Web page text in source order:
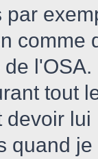
par
comme
de
tout
devoir
quand